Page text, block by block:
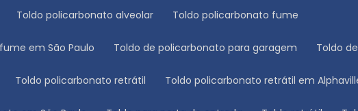
Toldo policarbonato alveolar Toldo policarbonato fume
em São Paulo Toldo de policarbonato para garagem Toldo
Toldo policarbonato retrátil Toldo policarbonato retrátil em